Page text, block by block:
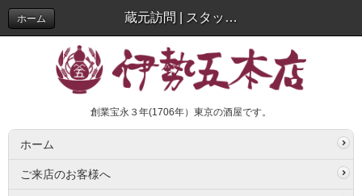
蔵元訪問 | スタッフブログ
ホーム
創業宝永３年(1706年）東京の酒屋です。
ホーム
ご来店のお客様へ